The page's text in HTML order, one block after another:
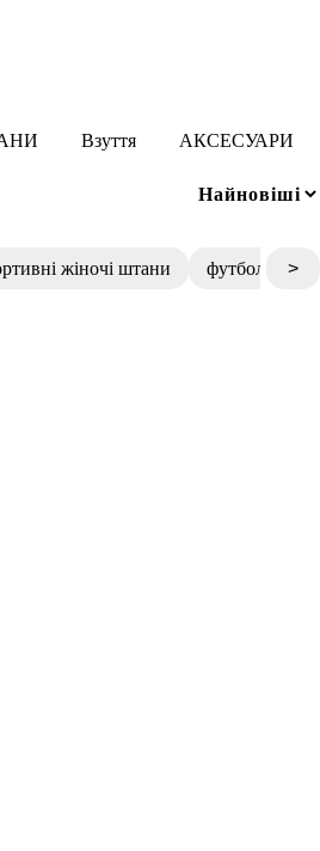
Взуття
АКСЕСУАРИ
жіночі штани футболка >